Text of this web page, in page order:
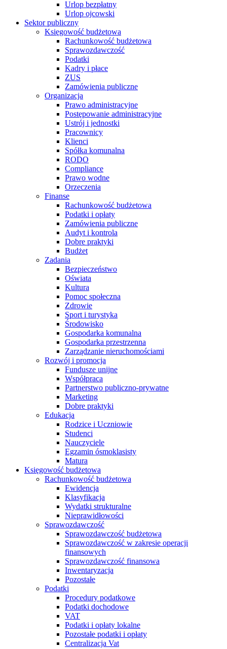
Urlop bezpłatny
Urlop ojcowski
Sektor publiczny
Księgowość budżetowa
Rachunkowość budżetowa
Sprawozdawczość
Podatki
Kadry i płace
ZUS
Zamówienia publiczne
Organizacja
Prawo administracyjne
Postępowanie administracyjne
Ustrój i jednostki
Pracownicy
Klienci
Spółka komunalna
RODO
Compliance
Prawo wodne
Orzeczenia
Finanse
Rachunkowość budżetowa
Podatki i opłaty
Zamówienia publiczne
Audyt i kontrola
Dobre praktyki
Budżet
Zadania
Bezpieczeństwo
Oświata
Kultura
Pomoc społeczna
Zdrowie
Sport i turystyka
Środowisko
Gospodarka komunalna
Gospodarka przestrzenna
Zarządzanie nieruchomościami
Rozwój i promocja
Fundusze unijne
Współpraca
Partnerstwo publiczno-prywatne
Marketing
Dobre praktyki
Edukacja
Rodzice i Uczniowie
Studenci
Nauczyciele
Egzamin ósmoklasisty
Matura
Księgowość budżetowa
Rachunkowość budżetowa
Ewidencja
Klasyfikacja
Wydatki strukturalne
Nieprawidłowości
Sprawozdawczość
Sprawozdawczość budżetowa
Sprawozdawczość w zakresie operacji
finansowych
Sprawozdawczość finansowa
Inwentaryzacja
Pozostałe
Podatki
Procedury podatkowe
Podatki dochodowe
VAT
Podatki i opłaty lokalne
Pozostałe podatki i opłaty
Centralizacja Vat